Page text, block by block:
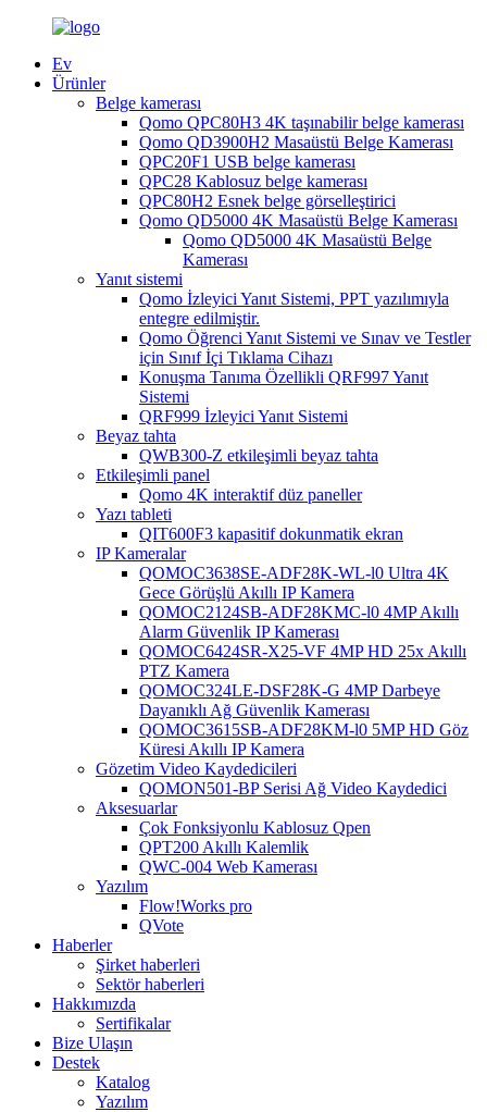
Ev
Ürünler
Belge kamerası
Qomo QPC80H3 4K taşınabilir belge kamerası
Qomo QD3900H2 Masaüstü Belge Kamerası
QPC20F1 USB belge kamerası
QPC28 Kablosuz belge kamerası
QPC80H2 Esnek belge görselleştirici
Qomo QD5000 4K Masaüstü Belge Kamerası
Qomo QD5000 4K Masaüstü Belge
Kamerası
Yanıt sistemi
Qomo İzleyici Yanıt Sistemi, PPT yazılımıyla
entegre edilmiştir.
Qomo Öğrenci Yanıt Sistemi ve Sınav ve Testler
için Sınıf İçi Tıklama Cihazı
Konuşma Tanıma Özellikli QRF997 Yanıt
Sistemi
QRF999 İzleyici Yanıt Sistemi
Beyaz tahta
QWB300-Z etkileşimli beyaz tahta
Etkileşimli panel
Qomo 4K interaktif düz paneller
Yazı tableti
QIT600F3 kapasitif dokunmatik ekran
IP Kameralar
QOMOC3638SE-ADF28K-WL-l0 ​​Ultra 4K
Gece Görüşlü Akıllı IP Kamera
QOMOC2124SB-ADF28KMC-l0 4MP Akıllı
Alarm Güvenlik IP Kamerası
QOMOC6424SR-X25-VF 4MP HD 25x Akıllı
PTZ Kamera
QOMOC324LE-DSF28K-G 4MP Darbeye
Dayanıklı Ağ Güvenlik Kamerası
QOMOC3615SB-ADF28KM-l0 5MP HD Göz
Küresi Akıllı IP Kamera
Gözetim Video Kaydedicileri
QOMON501-BP Serisi Ağ Video Kaydedici
Aksesuarlar
Çok Fonksiyonlu Kablosuz Qpen
QPT200 Akıllı Kalemlik
QWC-004 Web Kamerası
Yazılım
Flow!Works pro
QVote
Haberler
Şirket haberleri
Sektör haberleri
Hakkımızda
Sertifikalar
Bize Ulaşın
Destek
Katalog
Yazılım